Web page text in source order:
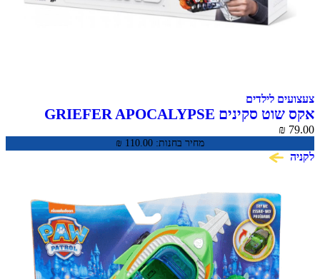
צעצועים לילדים
אקס שוט סקינים GRIEFER APOCALYPSE
מחיר בחנות: ₪ 110.00
₪ 79.00
לקניה